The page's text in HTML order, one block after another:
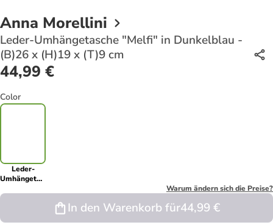
Anna Morellini
Leder-Umhängetasche "Melfi" in Dunkelblau -
(B)26 x (H)19 x (T)9 cm
44,99 €
Color
Leder-
Umhängetasche
Dunkelblau -
Warum ändern sich die Preise?
In den Warenkorb für44,99 €